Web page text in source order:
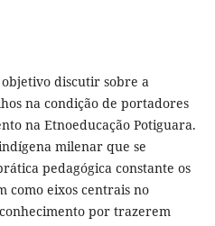
discutir sobre a
na condição de portadores
na Etnoeducação Potiguara.
milenar que se
pedagógica constante os
como eixos centrais no
por trazerem